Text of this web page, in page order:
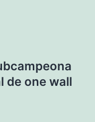
de one wall